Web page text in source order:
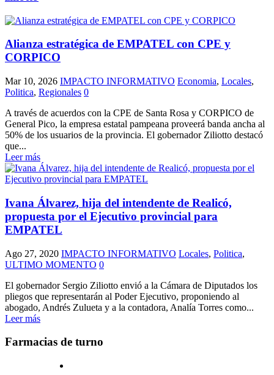
Alianza estratégica de EMPATEL con CPE y
CORPICO
Mar 10, 2026 IMPACTO INFORMATIVO Economia, Locales,
Politica, Regionales 0
A través de acuerdos con la CPE de Santa Rosa y CORPICO de
General Pico, la empresa estatal pampeana proveerá banda ancha al
50% de los usuarios de la provincia. El gobernador Ziliotto destacó
que...
Leer más
Ivana Álvarez, hija del intendente de Realicó,
propuesta por el Ejecutivo provincial para
EMPATEL
Ago 27, 2020 IMPACTO INFORMATIVO Locales, Politica,
ULTIMO MOMENTO 0
El gobernador Sergio Ziliotto envió a la Cámara de Diputados los
pliegos que representarán al Poder Ejecutivo, proponiendo al
abogado, Andrés Zulueta y a la contadora, Analía Torres como...
Leer más
Farmacias de turno